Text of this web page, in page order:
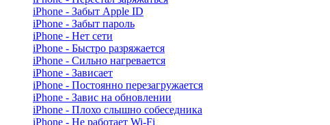
iPhone - Забыт Apple ID
iPhone - Забыт пароль
iPhone - Нет сети
iPhone - Быстро разряжается
iPhone - Сильно нагревается
iPhone - Зависает
iPhone - Постоянно перезагружается
iPhone - Завис на обновлении
iPhone - Плохо слышно собеседника
iPhone - Не работает Wi-Fi